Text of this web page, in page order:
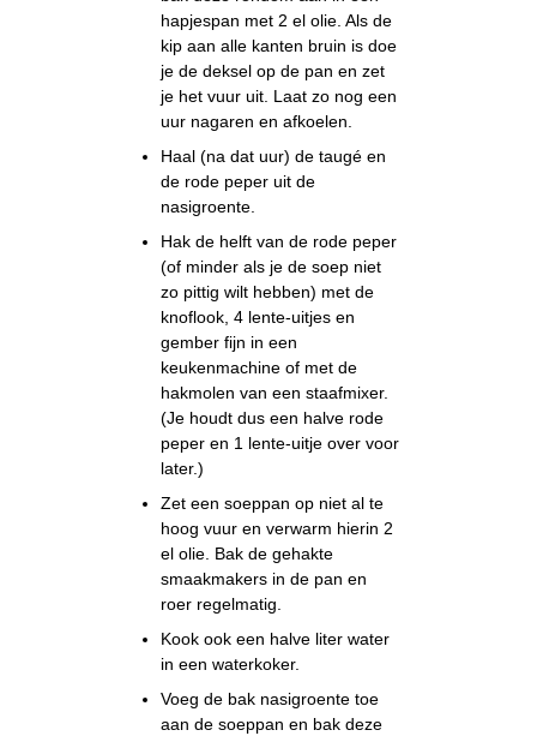
hapjespan met 2 el olie. Als de
kip aan alle kanten bruin is doe
je de deksel op de pan en zet
je het vuur uit. Laat zo nog een
uur nagaren en afkoelen.
Haal (na dat uur) de taugé en
de rode peper uit de
nasigroente.
Hak de helft van de rode peper
(of minder als je de soep niet
zo pittig wilt hebben) met de
knoflook, 4 lente-uitjes en
gember fijn in een
keukenmachine of met de
hakmolen van een staafmixer.
(Je houdt dus een halve rode
peper en 1 lente-uitje over voor
later.)
Zet een soeppan op niet al te
hoog vuur en verwarm hierin 2
el olie. Bak de gehakte
smaakmakers in de pan en
roer regelmatig.
Kook ook een halve liter water
in een waterkoker.
Voeg de bak nasigroente toe
aan de soeppan en bak deze